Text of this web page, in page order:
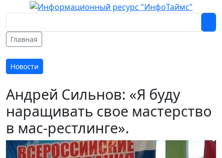
Главная
Новости
Андрей Сильнов: «Я буду
наращивать свое мастерство
в мас-рестлинге».